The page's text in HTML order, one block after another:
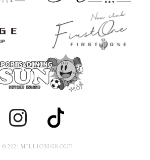
© 2021 MILLION GROUP